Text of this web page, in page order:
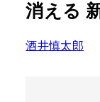
消える
酒井慎太郎